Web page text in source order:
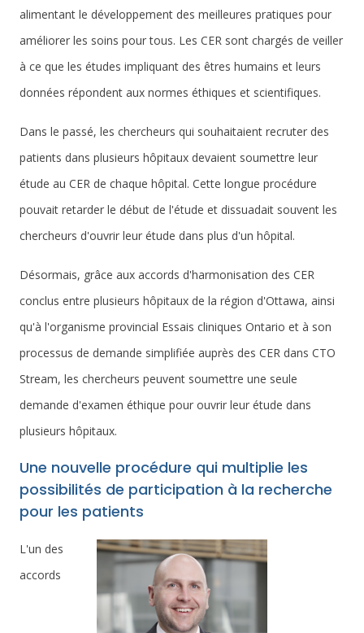
alimentant le développement des meilleures pratiques pour
améliorer les soins pour tous. Les CER sont chargés de veiller
à ce que les études impliquant des êtres humains et leurs
données répondent aux normes éthiques et scientifiques.
Dans le passé, les chercheurs qui souhaitaient recruter des
patients dans plusieurs hôpitaux devaient soumettre leur
étude au CER de chaque hôpital. Cette longue procédure
pouvait retarder le début de l'étude et dissuadait souvent les
chercheurs d'ouvrir leur étude dans plus d'un hôpital.
Désormais, grâce aux accords d'harmonisation des CER
conclus entre plusieurs hôpitaux de la région d'Ottawa, ainsi
qu'à l'organisme provincial Essais cliniques Ontario et à son
processus de demande simplifiée auprès des CER dans CTO
Stream, les chercheurs peuvent soumettre une seule
demande d'examen éthique pour ouvrir leur étude dans
plusieurs hôpitaux.
Une nouvelle procédure qui multiplie les
possibilités de participation à la recherche
pour les patients
L'un des
accords